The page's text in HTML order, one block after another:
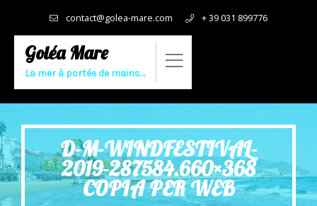
contact@golea-mare.com + 39 031 899776
Goléa Mare
La mer à portée de mains…
D-M-WINDFESTIVAL-
2019-287584.660×368
COPIA PER WEB